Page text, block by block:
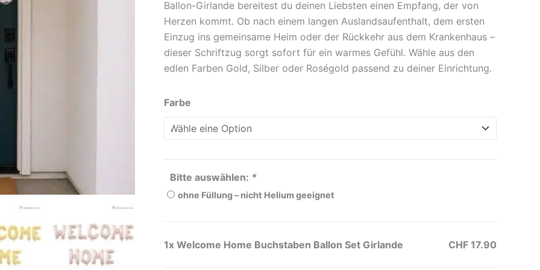
Ballon-Girlande bereitest du deinen Liebsten einen Empfang, der von
Herzen kommt. Ob nach einem langen Auslandsaufenthalt, dem ersten
Einzug ins gemeinsame Heim oder der Rückkehr aus dem Krankenhaus –
dieser Schriftzug sorgt sofort für ein warmes Gefühl. Wähle aus den
edlen Farben Gold, Silber oder Roségold passend zu deiner Einrichtung.
Farbe
Bitte auswählen: *
ohne Füllung – nicht Helium geeignet
1x Welcome Home Buchstaben Ballon Set Girlande CHF 17.90